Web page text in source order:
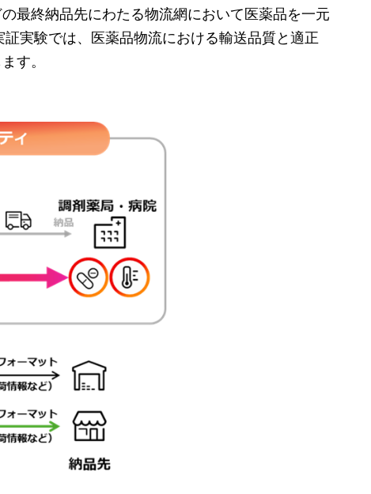
最終納品先にわたる物流網において医薬品を一元
実験では、医薬品物流における輸送品質と適正
す。